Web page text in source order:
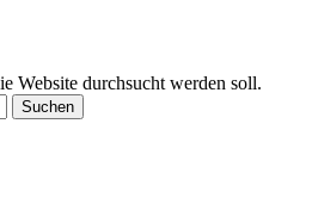
Website durchsucht werden soll.
Suchen